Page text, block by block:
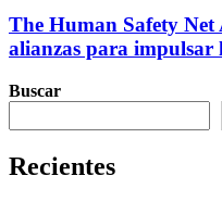
The Human Safety Net
alianzas para
Buscar
Recientes